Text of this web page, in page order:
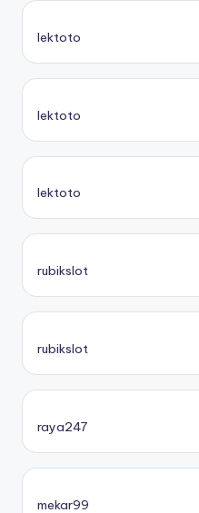
lektoto
lektoto
lektoto
rubikslot
rubikslot
raya247
mekar99